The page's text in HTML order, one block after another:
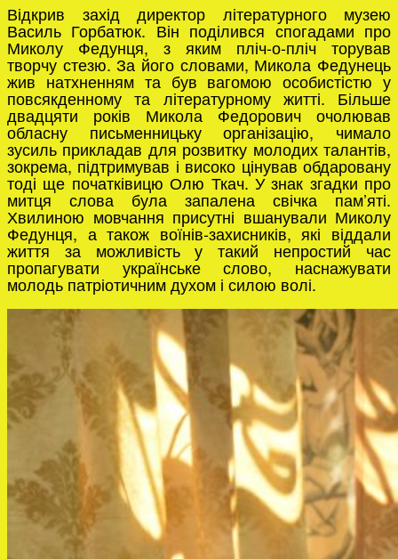
Відкрив захід директор літературного музею
Василь Горбатюк. Він поділився спогадами про
Миколу Федунця, з яким пліч-о-пліч торував
творчу стезю. За його словами, Микола Федунець
жив натхненням та був вагомою особистістю у
повсякденному та літературному житті. Більше
двадцяти років Микола Федорович очолював
обласну письменницьку організацію, чимало
зусиль прикладав для розвитку молодих талантів,
зокрема, підтримував і високо цінував обдаровану
тоді ще початківицю Олю Ткач. У знак згадки про
митця слова була запалена свічка пам’яті.
Хвилиною мовчання присутні вшанували Миколу
Федунця, а також воїнів-захисників, які віддали
життя за можливість у такий непростий час
пропагувати українське слово, наснажувати
молодь патріотичним духом і силою волі.